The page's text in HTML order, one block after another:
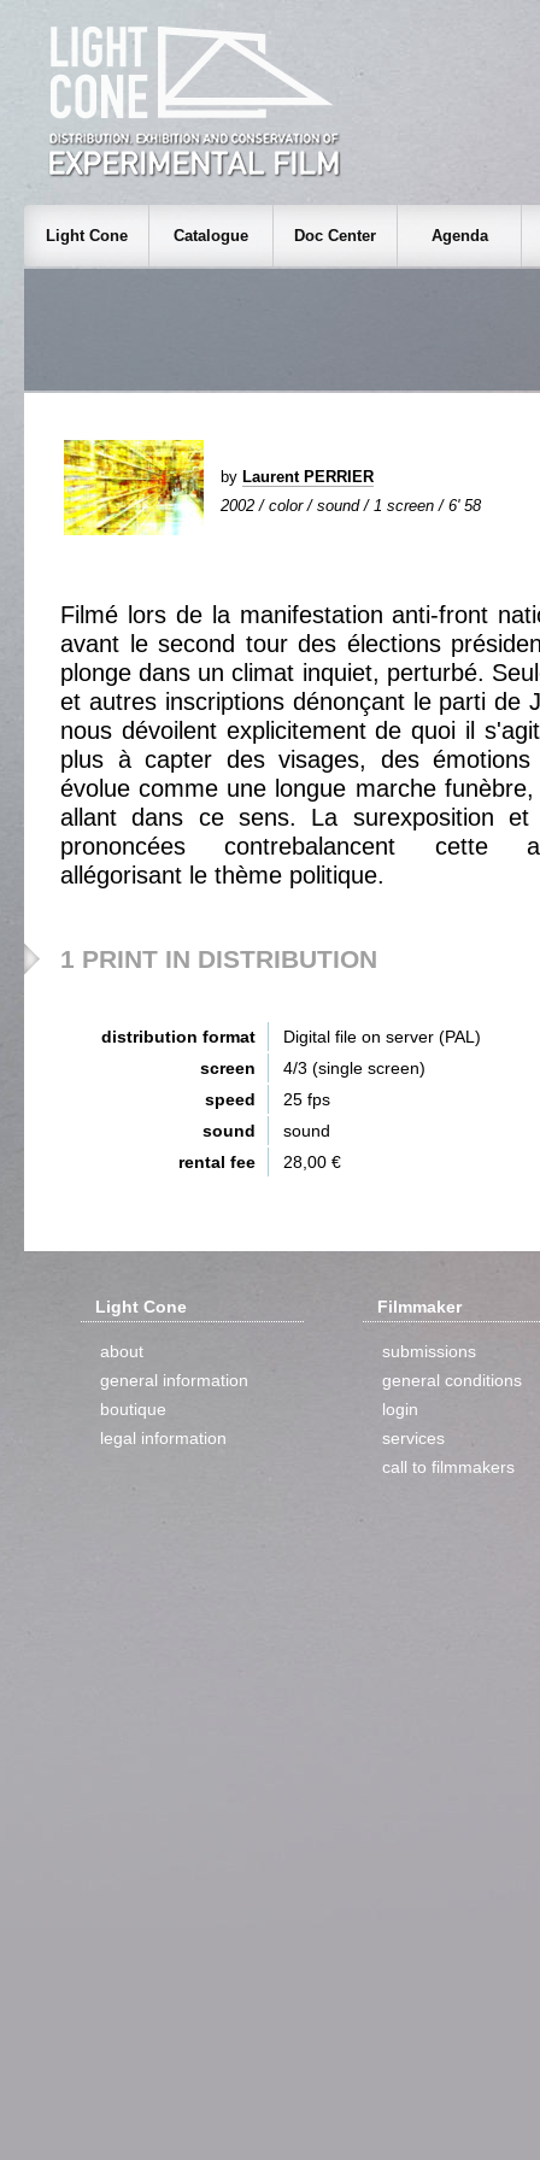
Light Cone Catalogue Doc Center Agenda
by Laurent PERRIER
2002 / color / sound / 1 screen / 6' 58
Filmé lors de la manifestation anti-front
avant le second tour des élections
plonge dans un climat inquiet, perturbé.
et autres inscriptions dénonçant le parti de
nous dévoilent explicitement de quoi il
plus à capter des visages, des
évolue comme une longue marche
allant dans ce sens. La surexposition
prononcées contrebalancent cette
allégorisant le thème politique.
1 PRINT IN DISTRIBUTION
distribution format
Digital file on server (PAL)
screen
4/3 (single screen)
speed
25 fps
sound
sound
rental fee
28,00 €
Light Cone
about
general information
boutique
legal information
Filmmaker
submissions
general conditions
login
services
call to filmmakers